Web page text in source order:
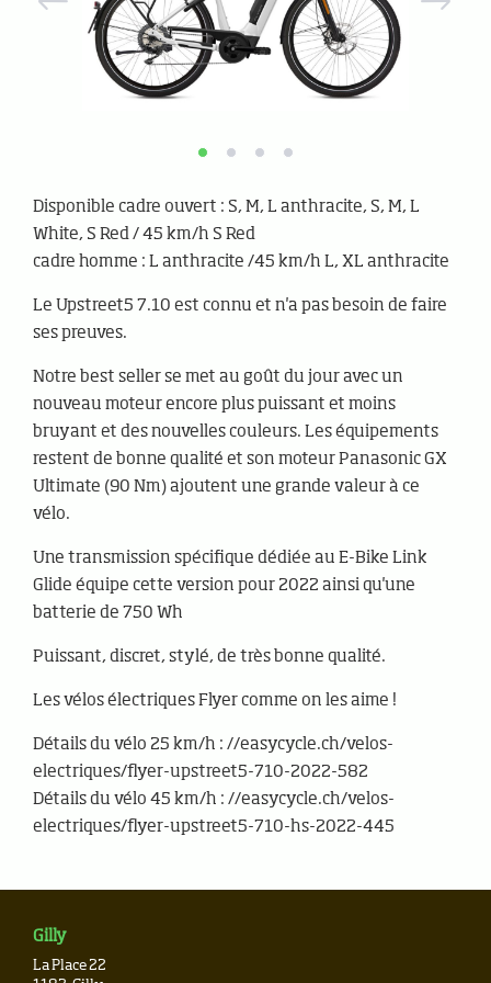
Disponible cadre ouvert : S, M, L anthracite, S, M, L
White, S Red / 45 km/h S Red
cadre homme : L anthracite /45 km/h L, XL anthracite
Le Upstreet5 7.10 est connu et n'a pas besoin de faire
ses preuves.
Notre best seller se met au goût du jour avec un
nouveau moteur encore plus puissant et moins
bruyant et des nouvelles couleurs. Les équipements
restent de bonne qualité et son moteur Panasonic GX
Ultimate (90 Nm) ajoutent une grande valeur à ce
vélo.
Une transmission spécifique dédiée au E-Bike Link
Glide équipe cette version pour 2022 ainsi qu'une
batterie de 750 Wh
Puissant, discret, stylé, de très bonne qualité.
Les vélos électriques Flyer comme on les aime !
Détails du vélo 25 km/h : //easycycle.ch/velos-
electriques/flyer-upstreet5-710-2022-582
Détails du vélo 45 km/h : //easycycle.ch/velos-
electriques/flyer-upstreet5-710-hs-2022-445
Gilly
La Place 22